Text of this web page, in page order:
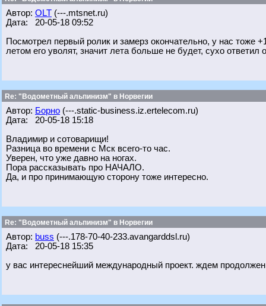
Автор: OLT (---.mtsnet.ru)
Дата: 20-05-18 09:52
Посмотрел первый ролик и замерз окончательно, у нас тоже
летом его уволят, значит лета больше не будет, сухо ответил
Re: "Водометный альпинизм" в Норвегии
Автор: Борно (---.static-business.iz.ertelecom.ru)
Дата: 20-05-18 15:18
Владимир и сотоварищи!
Разница во времени с Мск всего-то час.
Уверен, что уже давно на ногах.
Пора рассказывать про НАЧАЛО.
Да, и про принимающую сторону тоже интересно.
Re: "Водометный альпинизм" в Норвегии
Автор: buss (---.178-70-40-233.avangarddsl.ru)
Дата: 20-05-18 15:35
у вас интереснейший международный проект. ждем